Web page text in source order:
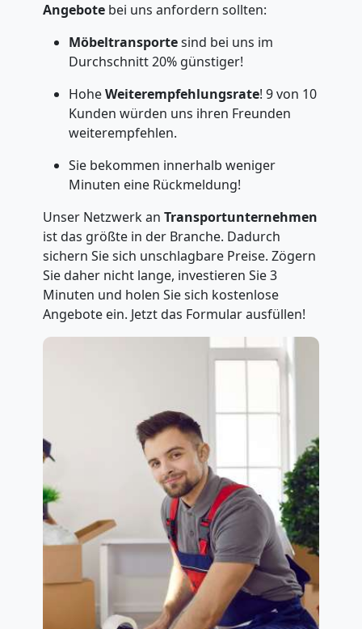
Angebotebei uns anfordern sollten:
Möbeltransportesind bei uns im
Durchschnitt 20% günstiger!
HoheWeiterempfehlungsrate! 9 von 10
Kunden würden uns ihren Freunden
weiterempfehlen.
Sie bekommen innerhalb weniger
Minuten eine Rückmeldung!
Unser Netzwerk an Transportunternehmen
ist das größte in der Branche. Dadurch
sichern Sie sich unschlagbare Preise. Zögern
Sie daher nicht lange, investieren Sie 3
Minuten und holen Sie sich kostenlose
Angebote ein. Jetzt das Formular ausfüllen!